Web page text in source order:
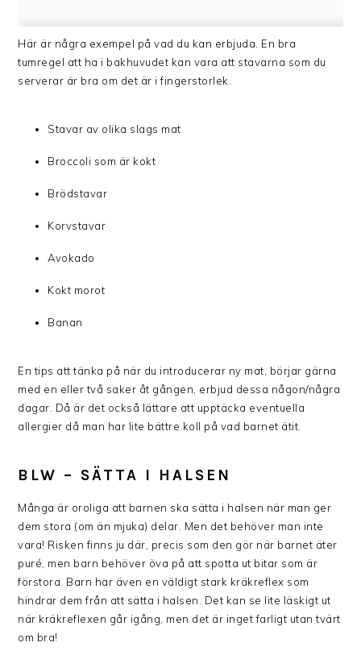
Här är några exempel på vad du kan erbjuda. En bra
tumregel att ha i bakhuvudet kan vara att stavarna som du
serverar är bra om det är i fingerstorlek.
Stavar av olika slags mat
Broccoli som är kokt
Brödstavar
Korvstavar
Avokado
Kokt morot
Banan
En tips att tänka på när du introducerar ny mat, börjar gärna
med en eller två saker åt gången, erbjud dessa någon/några
dagar. Då är det också lättare att upptäcka eventuella
allergier då man har lite bättre koll på vad barnet ätit.
BLW – SÄTTA I HALSEN
Många är oroliga att barnen ska sätta i halsen när man ger
dem stora (om än mjuka) delar. Men det behöver man inte
vara! Risken finns ju där, precis som den gör när barnet äter
puré, men barn behöver öva på att spotta ut bitar som är
förstora. Barn har även en väldigt stark kräkreflex som
hindrar dem från att sätta i halsen. Det kan se lite läskigt ut
när kräkreflexen går igång, men det är inget farligt utan tvärt
om bra!